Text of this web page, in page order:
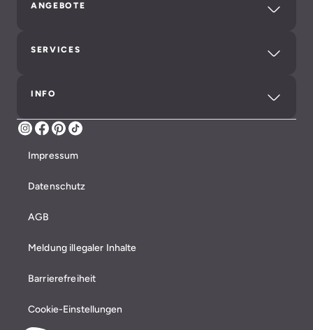
ANGEBOTE
SERVICES
INFO
Instagram
Facebook
Pinterest
Impressum
Datenschutz
AGB
Meldung illegaler Inhalte
Barrierefreiheit
Cookie-Einstellungen